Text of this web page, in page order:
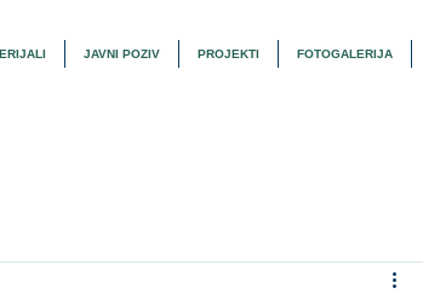
JAVNI POZIV PROJEKTI FOTOGALERIJA